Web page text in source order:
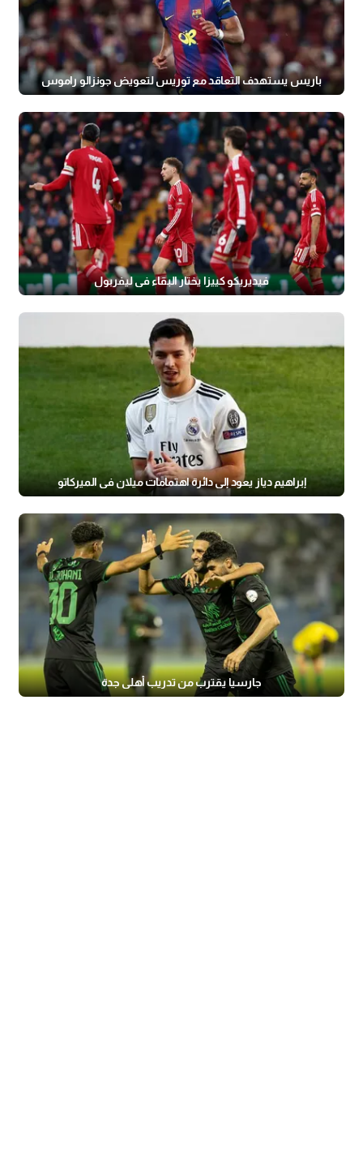
باريس يستهدف التعاقد مع توريس لتعويض جونزالو راموس
فيديريكو كييزا يختار البقاء في ليفربول
إبراهيم دياز يعود إلى دائرة اهتمامات ميلان في الميركاتو
جارسيا يقترب من تدريب أهلي جدة